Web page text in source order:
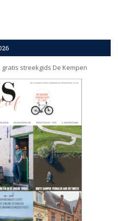
gratis streekgids De Kempen